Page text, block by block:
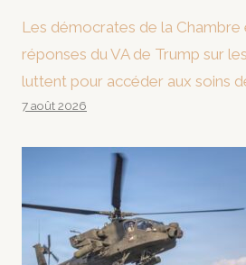
Les démocrates de la Chambre
réponses du VA de Trump sur
luttent pour accéder aux soins
7 août 2026